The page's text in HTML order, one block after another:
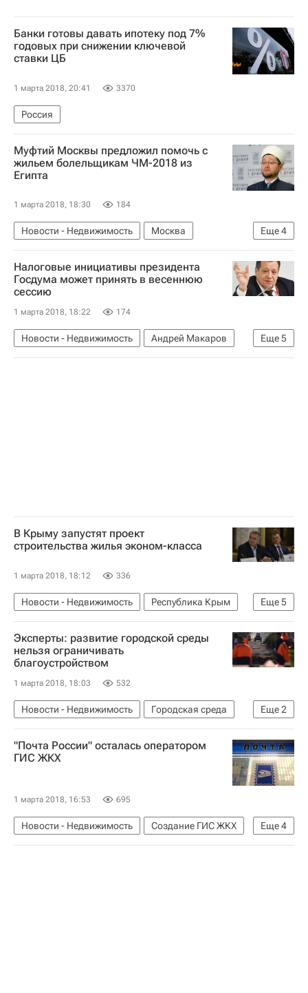
Банки готовы давать ипотеку под 7%
годовых при снижении ключевой
ставки ЦБ
1 марта 2018, 20:41 3370
Россия
Муфтий Москвы предложил помочь с
жильем болельщикам ЧМ-2018 из
Египта
1 марта 2018, 18:30 184
Еще4
Новости - Недвижимость
Москва
Ильдар Аляутдинов
Подготовка к ЧМ-2018
Россия
Чемпионат мира по футболу 2018
Налоговые инициативы президента
Госдума может принять в весеннюю
сессию
1 марта 2018, 18:22 174
Еще5
Новости - Недвижимость
Андрей Макаров
Владимир Путин
Госдума РФ
В Крыму запустят проект
строительства жилья эконом-класса
1 марта 2018, 18:12 336
Еще5
Новости - Недвижимость
Республика Крым
Сергей Аксенов (политик)
Владимир Путин
Послание Владимира Путина Федеральному Собранию в 2018 году
Жилье
Россия
Эксперты: развитие городской среды
нельзя ограничивать
благоустройством
1 марта 2018, 18:03 532
Еще2
Новости - Недвижимость
Городская среда
Послание Владимира Путина Федеральному Собранию в 2018 году
Россия
"Почта России" осталась оператором
ГИС ЖКХ
1 марта 2018, 16:53 695
Еще4
Новости - Недвижимость
Создание ГИС ЖКХ
ГИС ЖКХ
Почта России
Инфраструктура